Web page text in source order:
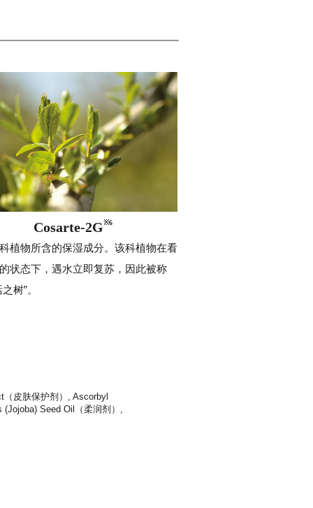
Cosarte-2G※6
植物所含的保湿成分。该科植物在看
状态下，遇水立即复苏，因此被称
树”。
皮肤保护剂）, Ascorbyl
Seed Oil（柔润剂）,